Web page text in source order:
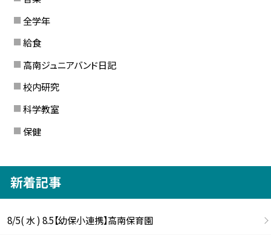
全学年
給食
高南ジュニアバンド日記
校内研究
科学教室
保健
新着記事
8/5( 水 ) 8.5【幼保小連携】高南保育園